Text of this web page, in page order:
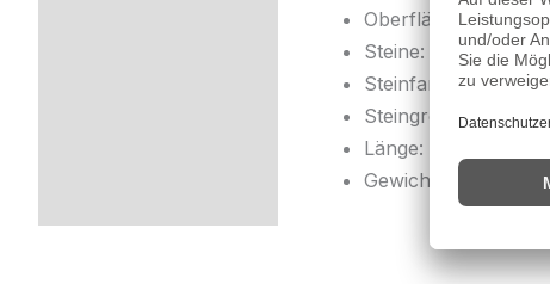
Oberfläche:
Steine:
Steinfarben: Blau,
Steingröße: ca. 9 x
Länge: ca. 17 + 3 cm
Gewicht: ca. 3,0 g